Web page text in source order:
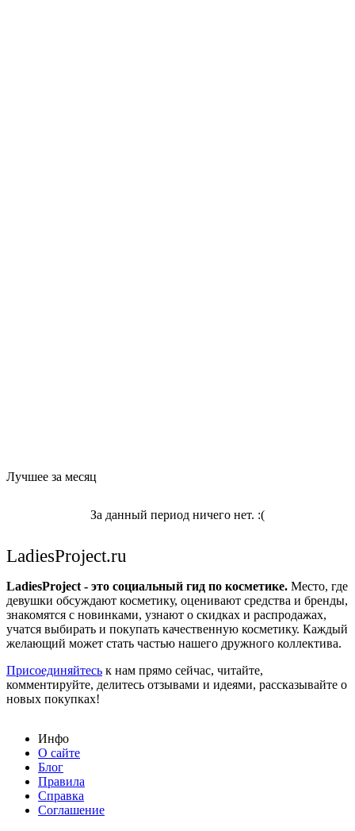
Лучшее за месяц
За данный период ничего нет. :(
LadiesProject.ru
LadiesProject - это социальный гид по косметике. Место, где
девушки обсуждают косметику, оценивают средства и бренды,
знакомятся с новинками, узнают о скидках и распродажах,
учатся выбирать и покупать качественную косметику. Каждый
желающий может стать частью нашего дружного коллектива.
Присоединяйтесь к нам прямо сейчас, читайте,
комментируйте, делитесь отзывами и идеями, рассказывайте о
новых покупках!
Инфо
О сайте
Блог
Правила
Справка
Соглашение